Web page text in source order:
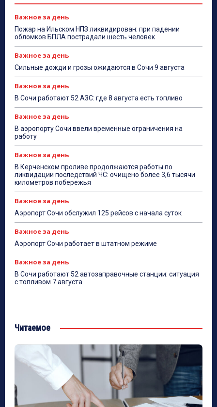
Важное за день
Пожар на Ильском НПЗ ликвидирован: при падении
обломков БПЛА пострадали шесть человек
Важное за день
Сильные дожди и грозы ожидаются в Сочи 9 августа
Важное за день
В Сочи работают 52 АЗС: где 8 августа есть топливо
Важное за день
В аэропорту Сочи ввели временные ограничения на
работу
Важное за день
В Керченском проливе продолжаются работы по
ликвидации последствий ЧС: очищено более 3,6 тысячи
километров побережья
Важное за день
Аэропорт Сочи обслужил 125 рейсов с начала суток
Важное за день
Аэропорт Сочи работает в штатном режиме
Важное за день
В Сочи работают 52 автозаправочные станции: ситуация
с топливом 7 августа
Читаемое